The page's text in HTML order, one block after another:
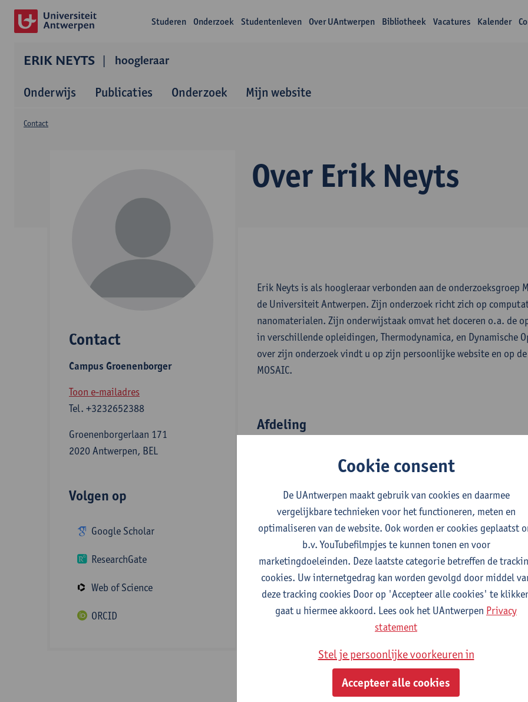
Studeren Onderzoek Studentenleven Over UAntwerpen Bibliotheek Vacatures Kalender
ERIK NEYTS hoogleraar
Onderwijs Publicaties Onderzoek Mijn website
Over Erik Neyts
Contact
Contact
Campus Groenenborger
Toon e-mailadres
Tel. +3232652388
Groenenborgerlaan 171
2020 Antwerpen, BEL
Volgen op
Google Scholar
ResearchGate
Web of Science
ORCID
Erik Neyts is als hoogleraar verbonden aan de onderzoeksgroep
de Universiteit Antwerpen. Zijn onderzoek richt zich op
nanomaterialen. Zijn onderwijstaak omvat het doceren o.a. de
in verschillende opleidingen, Thermodynamica, en Dynamische
over zijn onderzoek vindt u op zijn persoonlijke website en op
MOSAIC.
Afdeling
Zelfstandig academisch pers.
hoogleraar
Interne mandaten
expertenorgaan expertenmandaat
Bibliotheekcommissie Faculteit Wetenschappen (effectief
Cel voor Innovatie en Kwaliteitszorg in het Onderwijs
stemgerechtigd lid)
Examencommissie bachelor Biochemie en Biotechnologie
Examencommissie bachelor Chemie (plaatsvervangend
Cookie consent
De UAntwerpen maakt gebruik van cookies en daarmee
vergelijkbare technieken voor het functioneren, meten en
optimaliseren van de website. Ook worden er cookies geplaatst
b.v. YouTubefilmpjes te kunnen tonen en voor
marketingdoeleinden. Deze laatste categorie betreffen de
cookies. Uw internetgedrag kan worden gevolgd door middel
deze tracking cookies Door op 'Accepteer alle cookies' te
gaat u hiermee akkoord. Lees ook het UAntwerpen Privacy
statement
Stel je persoonlijke voorkeuren in
Accepteer alle cookies